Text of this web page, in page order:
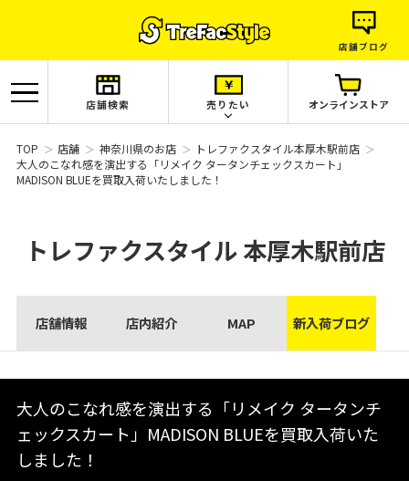
店舗ブログ
店舗検索 売りたい オンラインストア
TOP 店舗 神奈川県のお店
トレファクスタイル本厚木駅前店
大人のこなれ感を演出する「リメイク タータンチェックスカート」
MADISON BLUEを買取入荷いたしました！
トレファクスタイル本厚木駅前店
店舗情報 店内紹介 MAP 新入荷ブログ
大人のこなれ感を演出する「リメイク タータンチ
ェックスカート」MADISON BLUEを買取入荷いた
しました！